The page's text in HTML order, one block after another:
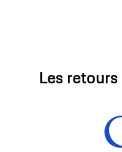
Les